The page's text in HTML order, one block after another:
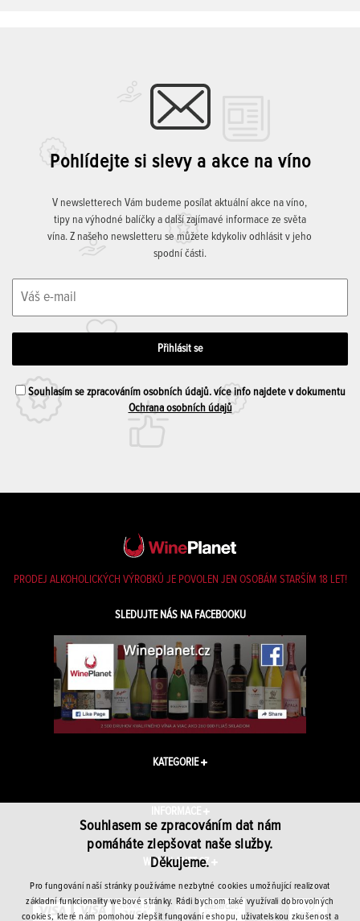
Pohlídejte si slevy a akce na víno
V newsletterech Vám budeme posílat aktuální akce na víno,
tipy na výhodné balíčky a další zajímavé informace ze světa
vína. Z našeho newsletteru se můžete kdykoliv odhlásit v jeho
spodní části.
Souhlasím se zpracováním osobních údajů. více info najdete v dokumentu
Ochrana osobních údajů
PRODEJ ALKOHOLICKÝCH VÝROBKŮ JE POVOLEN JEN OSOBÁM STARŠÍM 18 LET!
SLEDUJTE NÁS NA FACEBOOKU
KATEGORIE
INFORMACE
WINEPLANET.CZ
Souhlasem se zpracováním dat nám
pomáháte zlepšovat naše služby.
Děkujeme.
Pro fungování naší stránky používáme nezbytné cookies umožňující realizovat
základní funkcionality webové stránky. Rádi bychom také využívali dobrovolných
cookies, které nám pomohou zlepšit fungování eshopu, uživatelskou zkušenost a